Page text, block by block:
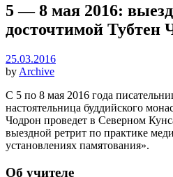
5 — 8 мая 2016:
досточтимой Тубтен
25.03.2016
by Archive
С 5 по 8 мая 2016 года
настоятельница буддийского
Чодрон проведет в Северном
выездной ретрит по практике
установлениях памятования».
Об учителе